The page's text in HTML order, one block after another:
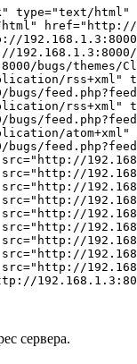
type="text/html"
href="http://
bugs/themes/
rss+xml"
bugs/
rss+xml"
bugs/
atom+xml"
bugs/
сервера.